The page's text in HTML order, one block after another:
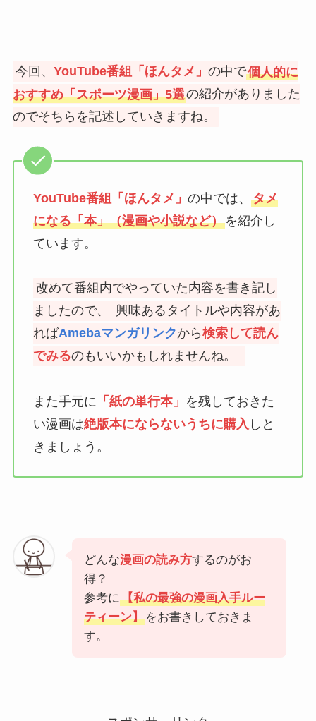
今回、YouTube番組「ほんタメ」の中で個人的に
おすすめ「スポーツ漫画」5選の紹介がありました
のでそちらを記述していきますね。
YouTube番組「ほんタメ」 の中では、 タメ
になる「本」（漫画や小説など）を紹介し
ています。
改めて番組内でやっていた内容を書き記し
ましたので、
興味あるタイトルや内容があ
ればAmebaマンガリンクから検索して読ん
でみるのもいいかもしれませんね。
また手元に 「紙の単行本」 を残しておきた
い漫画は絶版本にならないうちに購入 しと
きましょう。
どんな漫画の読み方するのがお
得？
参考に【私の最強の漫画入手ルー
ティーン】をお書きしておきま
す。